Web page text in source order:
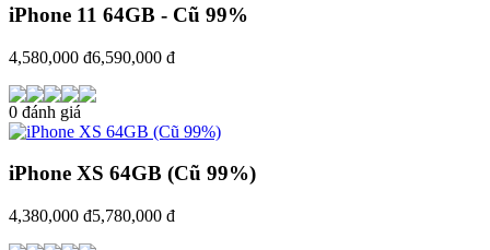
iPhone 11 64GB - Cũ 99%
4,580,000 đ6,590,000 đ
0 đánh giá
iPhone XS 64GB (Cũ 99%)
4,380,000 đ5,780,000 đ